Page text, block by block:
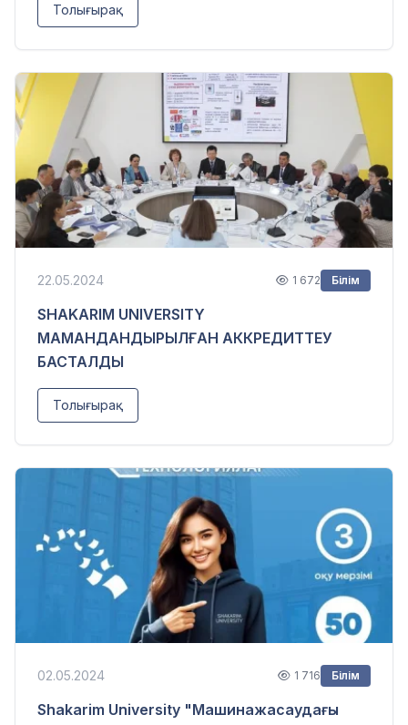
Толығырақ
22.05.2024 1 672 Білім
SHAKARIM UNIVERSITY
МАМАНДАНДЫРЫЛҒАН АККРЕДИТТЕУ
БАСТАЛДЫ
Толығырақ
02.05.2024 1 716 Білім
Shakarim University "Машинажасаудағы